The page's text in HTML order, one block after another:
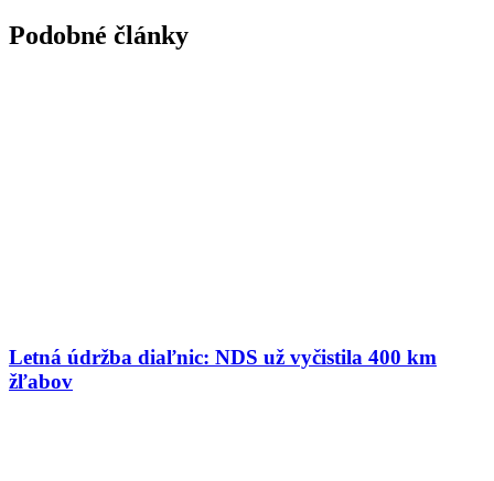
Podobné články
Letná údržba diaľnic: NDS už vyčistila 400 km
žľabov